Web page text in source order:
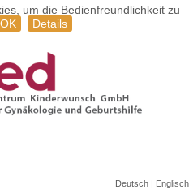
um die Bedienfreundlichkeit zu
OK Details
Deutsch | Englisch